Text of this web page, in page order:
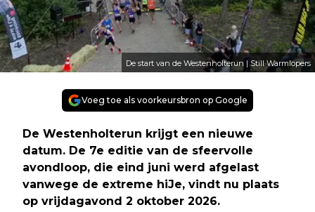
De start van de Westenholterun | Still Warmlopers
Voeg toe als voorkeursbron op Google
De Westenholterun krijgt een nieuwe
datum. De 7e editie van de sfeervolle
avondloop, die eind juni werd afgelast
vanwege de extreme hiJe, vindt nu plaats
op vrijdagavond 2 oktober 2026.